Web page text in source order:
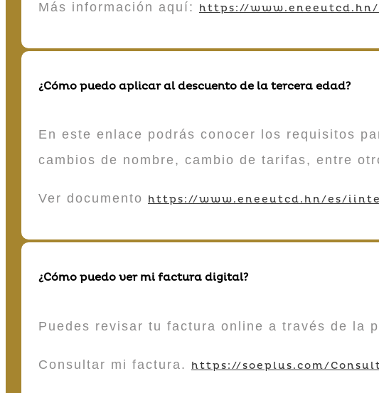
Más información aquí: https://
¿Cómo puedo aplicar al descuento de la tercera edad?
En este enlace podrás conocer los requisitos
cambios de nombre, cambio de tarifas, entre
Ver documento https://www.eneeutcd.hn/es/
¿Cómo puedo ver mi factura digital?
Puedes revisar tu factura online a través de la
Consultar mi factura. https://soeplus.com/